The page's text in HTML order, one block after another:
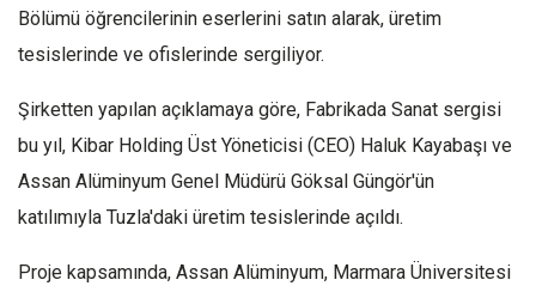
Bölümü öğrencilerinin eserlerini satın alarak, üretim
tesislerinde ve ofislerinde sergiliyor.
Şirketten yapılan açıklamaya göre, Fabrikada Sanat sergisi
bu yıl, Kibar Holding Üst Yöneticisi (CEO) Haluk Kayabaşı ve
Assan Alüminyum Genel Müdürü Göksal Güngör'ün
katılımıyla Tuzla'daki üretim tesislerinde açıldı.
Proje kapsamında, Assan Alüminyum, Marmara Üniversitesi